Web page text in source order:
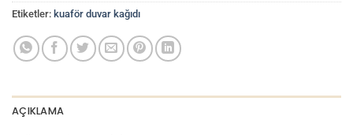
baskı kalitesine yükseltip
üretim yaparız.
Etiketler: kuaför duvar kağıdı
AÇIKLAMA